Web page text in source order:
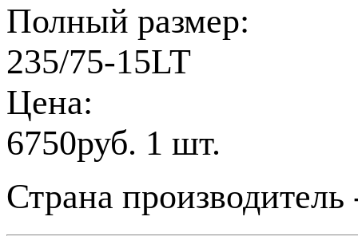
Полный размер:
235/75-15LT
Цена:
6750руб. 1 шт.
Страна